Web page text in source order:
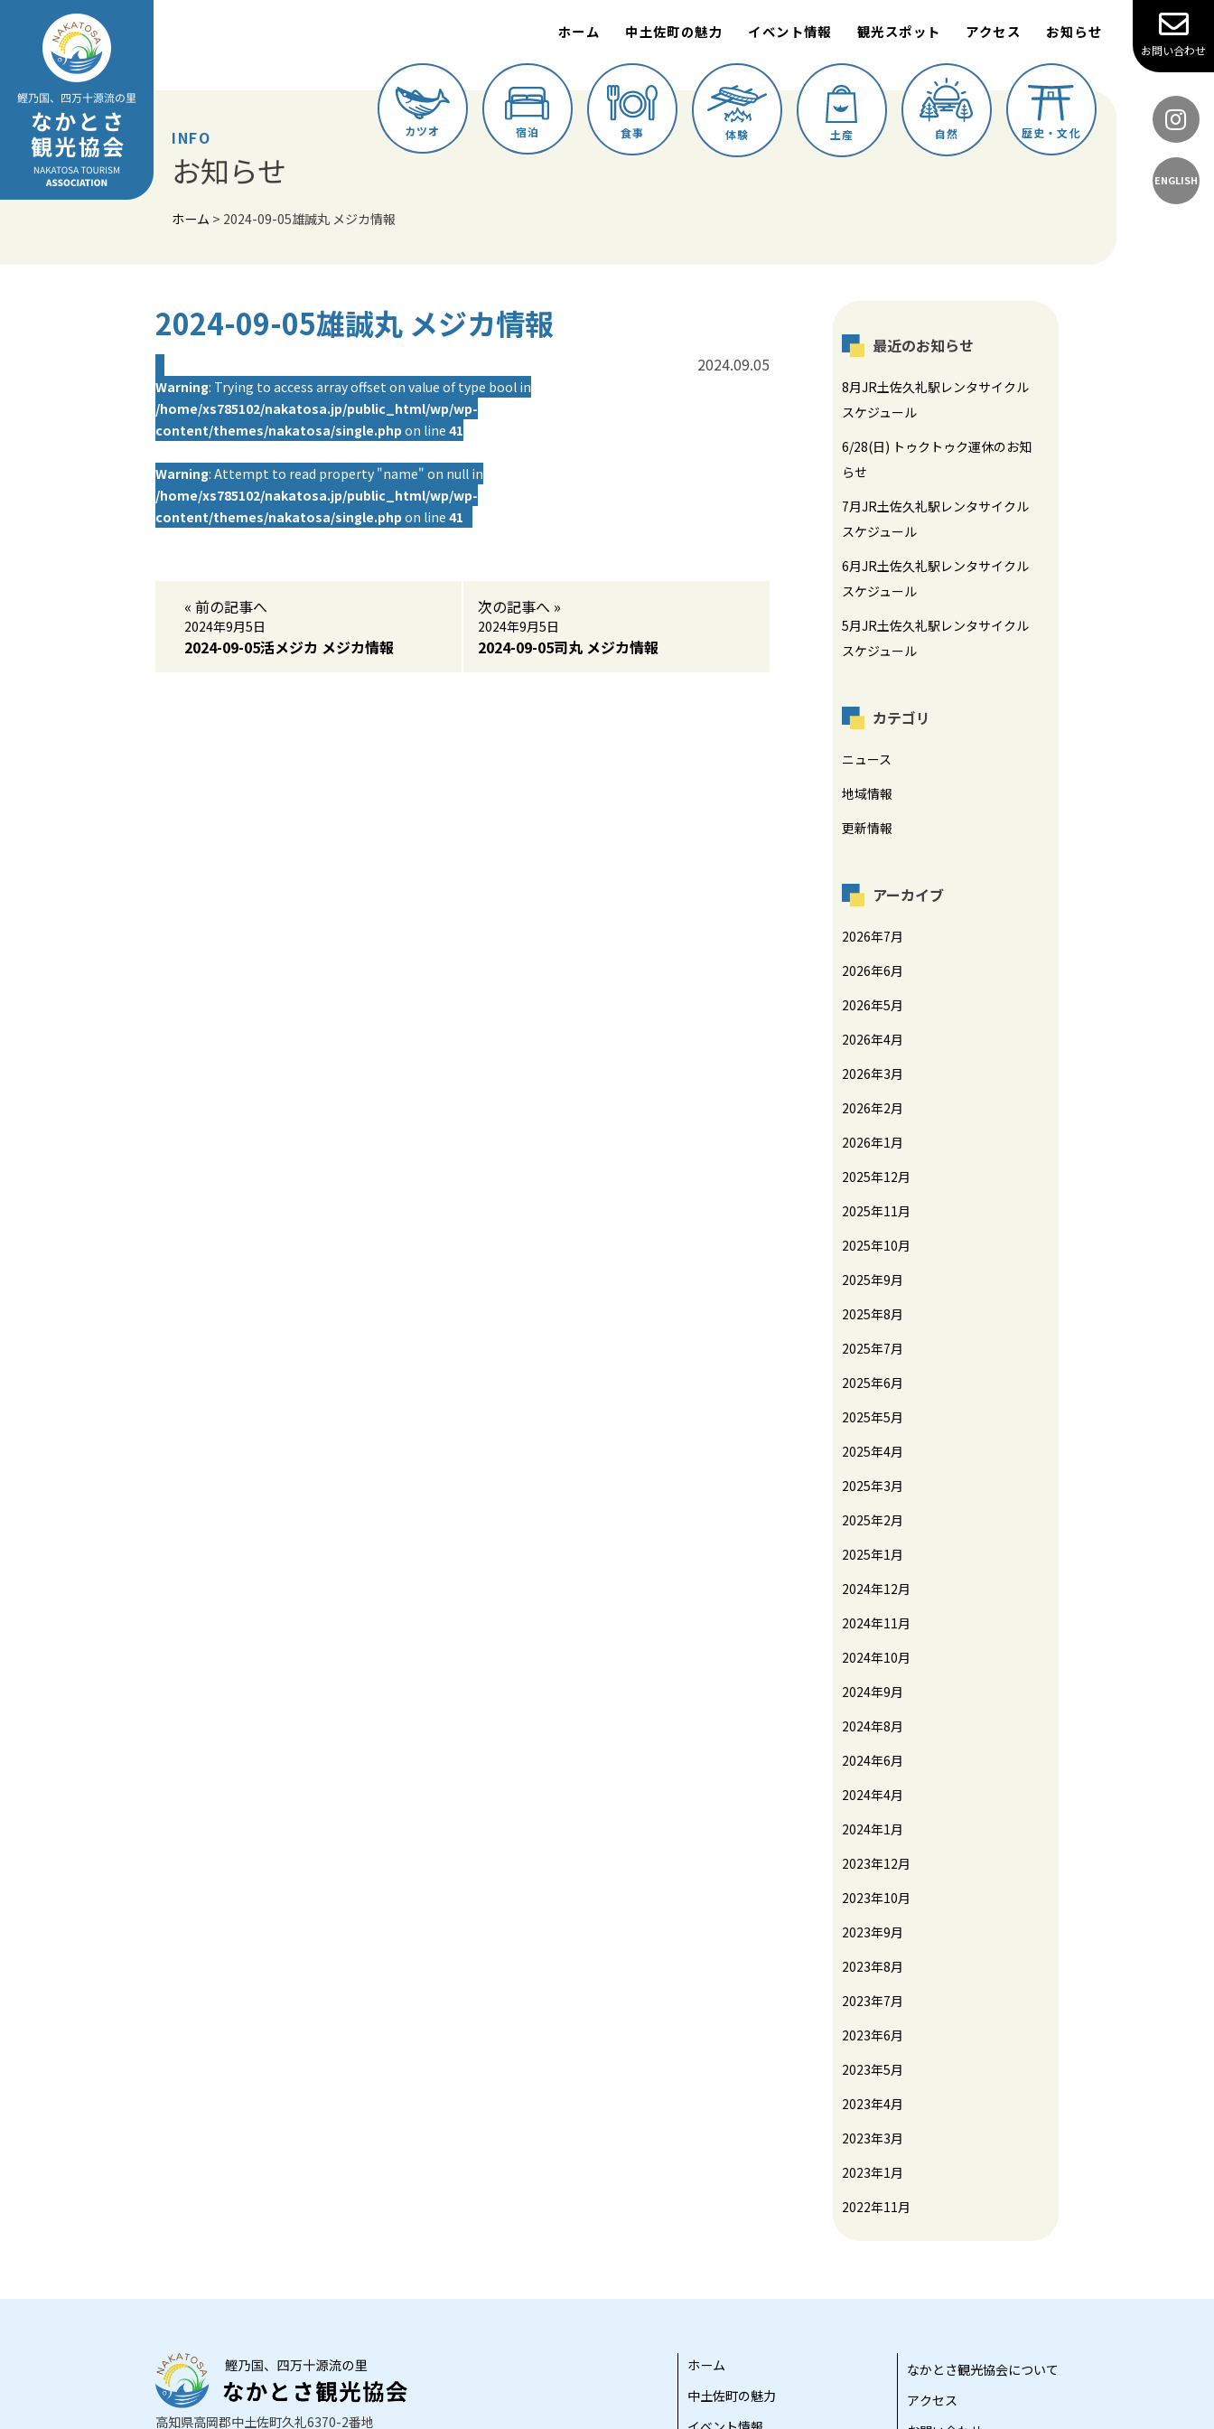
content
ホーム 中土佐町の魅力 イベント情報 観光スポット アクセス お知らせ
お問い合わせ
ENGLISH
カツオ 宿泊 食事 体験 土産 自然 歴史・文化
INFO
お知らせ
ホーム > 2024-09-05雄誠丸 メジカ情報
2024-09-05雄誠丸 メジカ情報
Warning: Trying to access array offset on value of type bool in
/home/xs785102/nakatosa.jp/public_html/wp/wp-
content/themes/nakatosa/single.php on line 41
Warning: Attempt to read property "name" on null in
/home/xs785102/nakatosa.jp/public_html/wp/wp-
content/themes/nakatosa/single.php on line 41
2024.09.05
« 前の記事へ
2024年9月5日
2024-09-05活メジカ メジカ情報
次の記事へ »
2024年9月5日
2024-09-05司丸 メジカ情報
最近のお知らせ
8月JR土佐久礼駅レンタサイクル
スケジュール
6/28(日) トゥクトゥク運休のお知
らせ
7月JR土佐久礼駅レンタサイクル
スケジュール
6月JR土佐久礼駅レンタサイクル
スケジュール
5月JR土佐久礼駅レンタサイクル
スケジュール
カテゴリ
ニュース
地域情報
更新情報
アーカイブ
2026年7月
2026年6月
2026年5月
2026年4月
2026年3月
2026年2月
2026年1月
2025年12月
2025年11月
2025年10月
2025年9月
2025年8月
2025年7月
2025年6月
2025年5月
2025年4月
2025年3月
2025年2月
2025年1月
2024年12月
2024年11月
2024年10月
2024年9月
2024年8月
2024年6月
2024年4月
2024年1月
2023年12月
2023年10月
2023年9月
2023年8月
2023年7月
2023年6月
2023年5月
2023年4月
2023年3月
2023年1月
2022年11月
高知県高岡郡中土佐町久礼6370-2番地
ホーム
中土佐町の魅力
なかとさ観光協会について
アクセス